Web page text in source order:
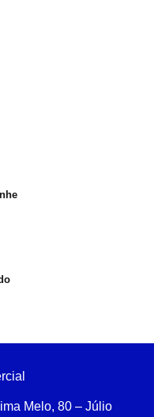
Melo, 80 – Júlio